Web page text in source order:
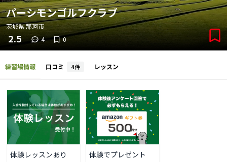
パーシモンゴルフクラブ
茨城県那珂市
2.5 4 0
練習場情報 口コミ 4件 レッスン
体験レッスンあり 体験でプレゼント